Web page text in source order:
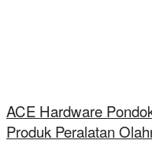
ACE Hardware
Produk Peralatan